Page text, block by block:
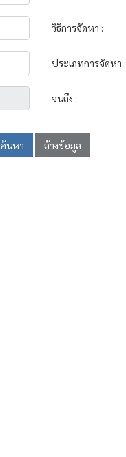
วิธีการจัดหา :
ประเภทการจัดหา :
จนถึง :
ค้นหา ล้างข้อมูล